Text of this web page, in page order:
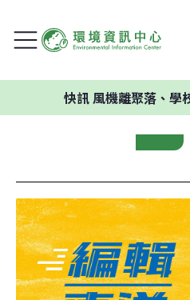
風機離聚落、學校過近